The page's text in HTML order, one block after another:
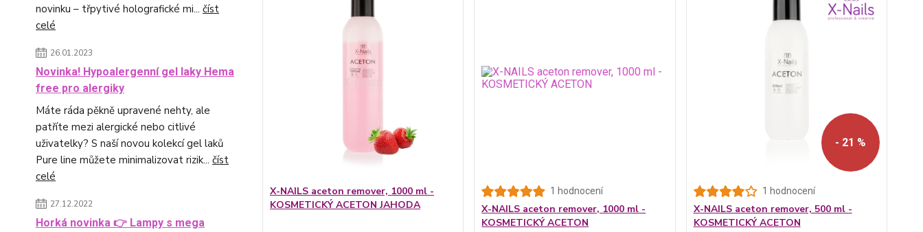
novinku – třpytivé holografické mi... číst
celé
26.01.2023
Novinka! Hypoalergenní gel laky Hema
free pro alergiky
Máte ráda pěkně upravené nehty, ale
patříte mezi alergické nebo citlivé
uživatelky? S naší novou kolekcí gel laků
Pure line můžete minimalizovat rizik... číst
celé
27.12.2022
Horká novinka 👉 Lampy s mega
X-NAILS aceton remover, 1000 ml -
KOSMETICKÝ ACETON JAHODA
1 hodnocení
X-NAILS aceton remover, 1000 ml -
KOSMETICKÝ ACETON
- 21 %
1 hodnocení
X-NAILS aceton remover, 500 ml -
KOSMETICKÝ ACETON